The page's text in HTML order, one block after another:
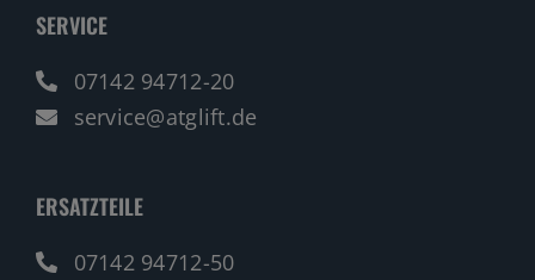
SERVICE
07142 94712-20
service@atglift.de
ERSATZTEILE
07142 94712-50